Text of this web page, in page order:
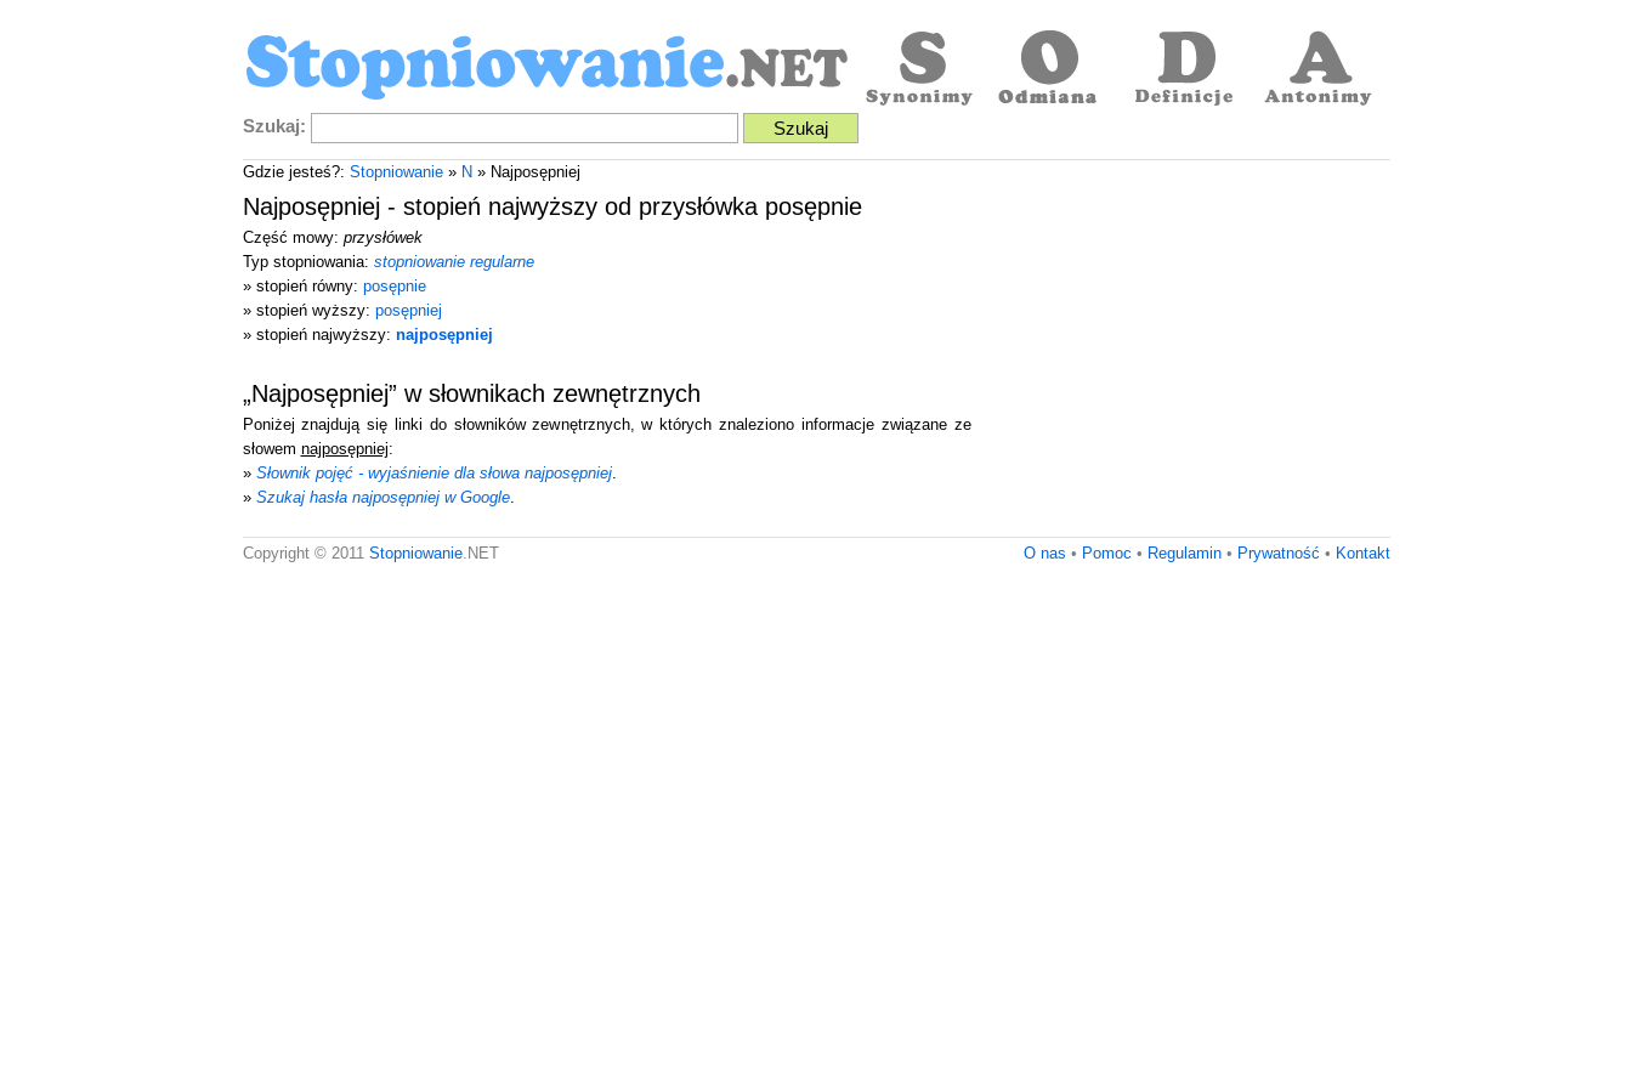
Szukaj:
Gdzie jesteś?: Stopniowanie» N » Najposępniej
Najposępniej - stopień najwyższy od przysłówka posępnie
Część mowy: przysłówek
Typ stopniowania: stopniowanie regularne
» stopień równy: posępnie
» stopień wyższy: posępniej
» stopień najwyższy: najposępniej
„Najposępniej” w słownikach zewnętrznych
Poniżej znajdują się linki do słowników zewnętrznych, w których znaleziono informacje związane ze
słowem najposępniej:
» Słownik pojęć - wyjaśnienie dla słowa najposępniej.
» Szukaj hasła najposępniej w Google.
O nas • Pomoc • Regulamin• Prywatność • Kontakt
Copyright © 2011 Stopniowanie.NET